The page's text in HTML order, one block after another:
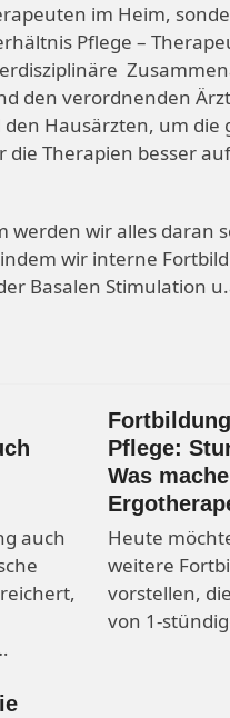
im Heim,
Pflege –
den verordnenden
Hausärzten, um die
Therapien besser
werden wir alles daran
wir interne
Basalen Stimulation
auch
Pflege:
Was
Heute
weitere
vorstellen,
von 1-